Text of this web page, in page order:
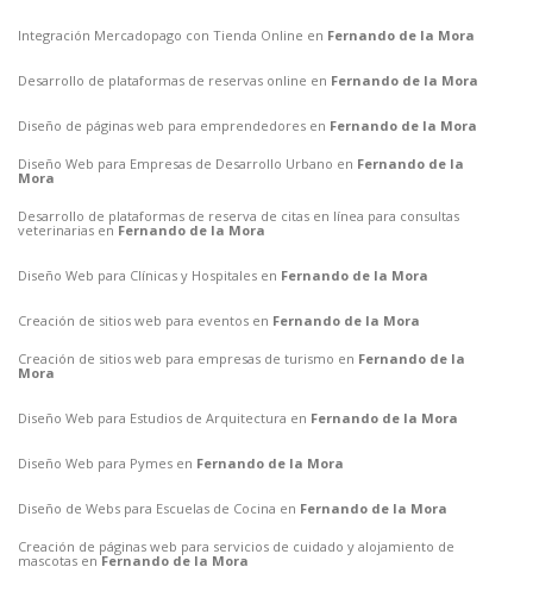
Integración Mercadopago con Tienda Online en Fernando de la Mora
Desarrollo de plataformas de reservas online en Fernando de la Mora
Diseño de páginas web para emprendedores en Fernando de la Mora
Diseño Web para Empresas de Desarrollo Urbano en Fernando de la
Mora
Desarrollo de plataformas de reserva de citas en línea para consultas
veterinarias en Fernando de la Mora
Diseño Web para Clínicas y Hospitales en Fernando de la Mora
Creación de sitios web para eventos en Fernando de la Mora
Creación de sitios web para empresas de turismo en Fernando de la
Mora
Diseño Web para Estudios de Arquitectura en Fernando de la Mora
Diseño Web para Pymes en Fernando de la Mora
Diseño de Webs para Escuelas de Cocina en Fernando de la Mora
Creación de páginas web para servicios de cuidado y alojamiento de
mascotas enFernando de la Mora